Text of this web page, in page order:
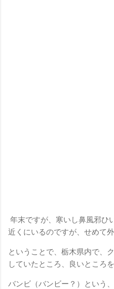
年末ですが、寒いし鼻風邪ひ
近くにいるのですが、せめて
ということで、栃木県内で、
していたところ、良いところ
バンビ（バンビー？）という